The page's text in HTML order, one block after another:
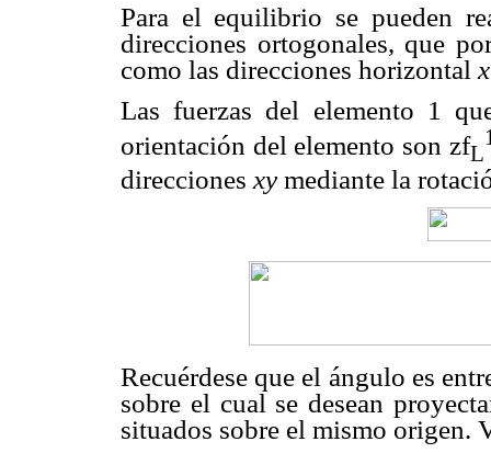
Para el equilibrio se pueden
direcciones ortogonales, que
como las direcciones horizontal x
Las fuerzas del elemento 1
orientación del elemento son zfL
direcciones xy mediante la
Recuérdese que el ángulo es
sobre el cual se desean
situados sobre el mismo origen.